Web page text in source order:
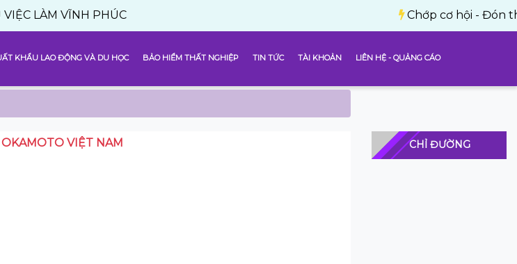
VĨNH PHÚC Chớp cơ hội - Đón thành
KHẨU LAO ĐỘNG VÀ DU HỌC BẢO HIỂM THẤT NGHIỆP TIN TỨC TÀI KHOẢN LIÊN HỆ - QUẢNG CÁO
VIỆT NAM
CHỈ ĐƯỜNG